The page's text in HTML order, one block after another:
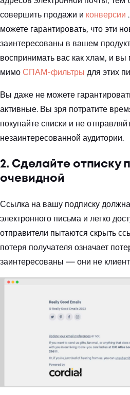
совершить продажи и конверсии
можете гарантировать, что эти
заинтересованы в вашем
воспринимать вас как хлам, и
мимо СПАМ-фильтры для этих
Вы даже не можете
активные. Вы зря потратите
покупайте списки и не
незаинтересованной аудитории.
2. Сделайте отписку
очевидной
Ссылка на вашу подписку
электронного письма и легко
отправители пытаются скрыть
потеря получателя означает
заинтересованы — они не